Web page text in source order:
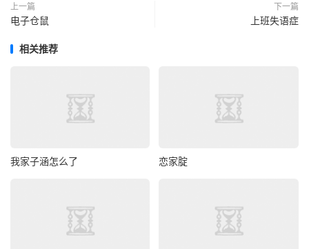
上一篇
电子仓鼠
下一篇
上班失语症
相关推荐
我家子涵怎么了 恋家腚